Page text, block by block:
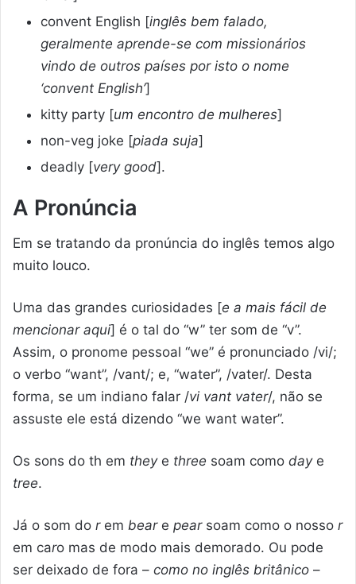
convent English [inglês bem falado,
geralmente aprende-se com missionários
vindo de outros países por isto o nome
‘convent English’]
kitty party [um encontro de mulheres]
non-veg joke [piada suja]
deadly [very good].
A Pronúncia
Em se tratando da pronúncia do inglês temos algo
muito louco.
Uma das grandes curiosidades [e a mais fácil de
mencionar aqui] é o tal do “w” ter som de “v”.
Assim, o pronome pessoal “we” é pronunciado /vi/;
o verbo “want”, /vant/; e, “water”, /vater/. Desta
forma, se um indiano falar /vi vant vater/, não se
assuste ele está dizendo “we want water”.
Os sons do th em theye three soam como daye
tree.
Já o som do rem beare pearsoam como o nosso r
em caro mas de modo mais demorado. Ou pode
ser deixado de fora – como no inglês britânico –